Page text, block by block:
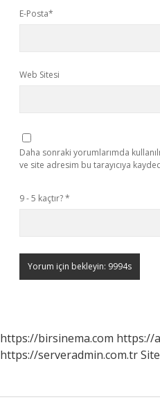
E-Posta*
Web Sitesi
Daha sonraki yorumlarımda
ve site adresim bu tarayıcıya
9 - 5 kaçtır?*
https://birsinema.com https://
https://serveradmin.com.tr